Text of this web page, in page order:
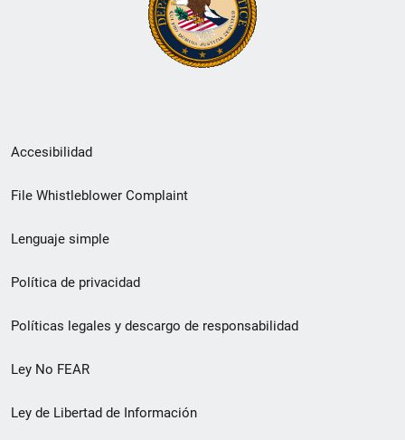
Menú
de
de
pie
de
página
Accesibilidad
File Whistleblower Complaint
Lenguaje simple
Política de privacidad
Políticas legales y descargo de responsabilidad
Ley No FEAR
Ley de Libertad de Información